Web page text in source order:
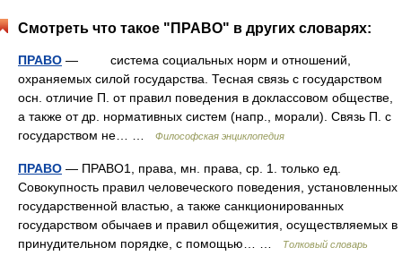
Смотреть что такое "ПРАВО" в других словарях:
ПРАВО — система социальных норм и отношений,
охраняемых силой государства. Тесная связь с государством
осн. отличие П. от правил поведения в доклассовом обществе,
а также от др. нормативных систем (напр., морали). Связь П. с
государством не… …
Философская энциклопедия
ПРАВО — ПРАВО1, права, мн. права, ср. 1. только ед.
Совокупность правил человеческого поведения, установленных
государственной властью, а также санкционированных
государством обычаев и правил общежития, осуществляемых в
принудительном порядке, с помощью… …
Толковый словарь